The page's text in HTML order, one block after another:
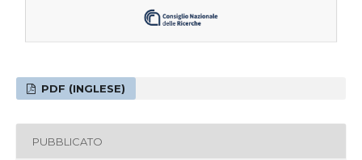
PDF (INGLESE)
PUBBLICATO